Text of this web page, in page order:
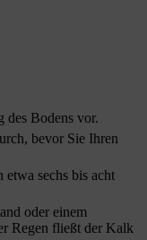
des Bodens vor.
bevor Sie Ihren
sechs bis acht
oder einem
Regen fließt der Kalk